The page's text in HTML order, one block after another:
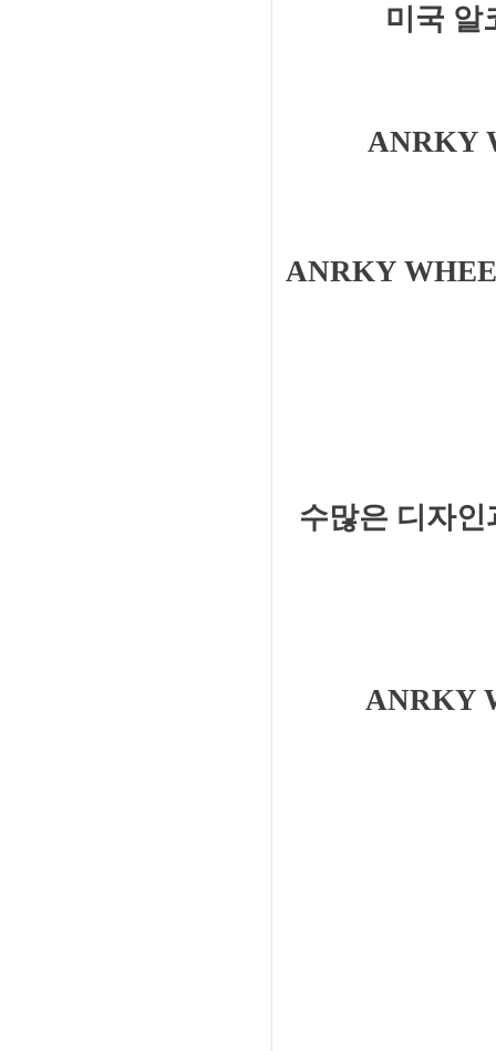
미국 알
ANRKY
ANRKY
수많은 디자
ANRKY